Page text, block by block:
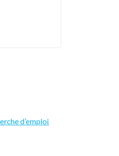
d’emploi